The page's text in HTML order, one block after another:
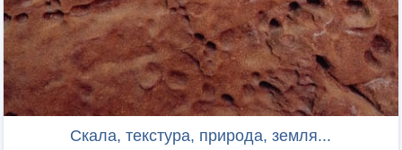
Скала, текстура, природа, земля...